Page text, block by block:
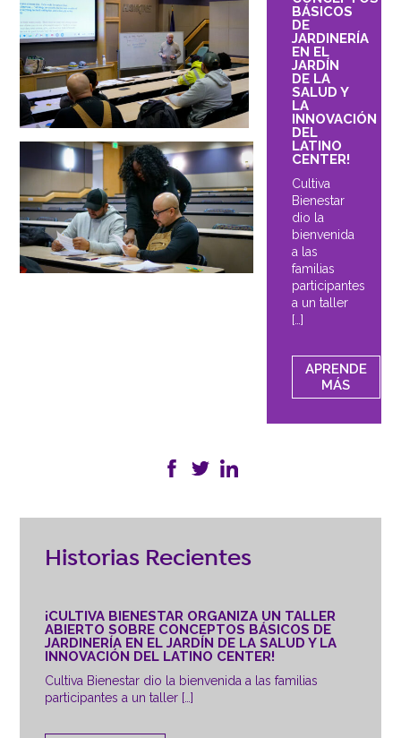
BÁSICOS
DE
JARDINERÍA
EN EL
JARDÍN
DE LA
SALUD Y
LA
INNOVACIÓN
DEL
LATINO
CENTER!
Cultiva
Bienestar
dio la
bienvenida
a las
familias
participantes
a un taller
[…]
APRENDE
MÁS
Historias Recientes
¡CULTIVA BIENESTAR ORGANIZA UN TALLER
ABIERTO SOBRE CONCEPTOS BÁSICOS DE
JARDINERÍA EN EL JARDÍN DE LA SALUD Y LA
INNOVACIÓN DEL LATINO CENTER!
Cultiva Bienestar dio la bienvenida a las familias
participantes a un taller […]